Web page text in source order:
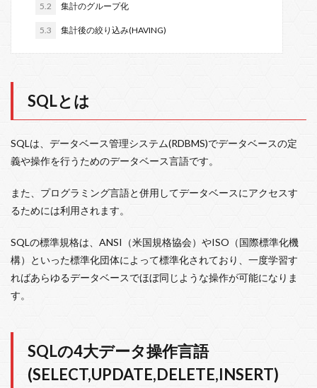
5.2 集計のグループ化
5.3 集計後の絞り込み(HAVING)
SQLとは
SQLは、データベース管理システム(RDBMS)でデータベースの定
義や操作を行うためのデータベース言語です。
また、プログラミング言語と併用してデータベースにアクセスす
るためには利用されます。
SQLの標準規格は、ANSI（米国規格協会）やISO（国際標準化機
構）といった標準化団体によって標準化されており、一度学習す
ればあらゆるデータベースでほぼ同じような操作が可能になりま
す。
SQLの4大データ操作言語
(SELECT,UPDATE,DELETE,INSERT)